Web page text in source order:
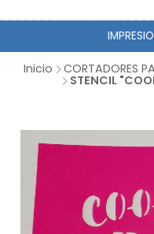
Inicio CORTADORES
STENCIL